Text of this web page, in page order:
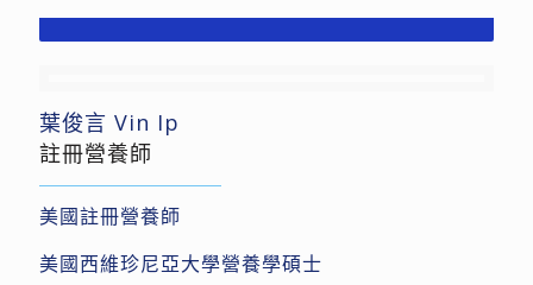
葉俊⾔ Vin Ip
註冊營養師
美國註冊營養師
美國西維珍尼亞⼤學營養學碩⼠